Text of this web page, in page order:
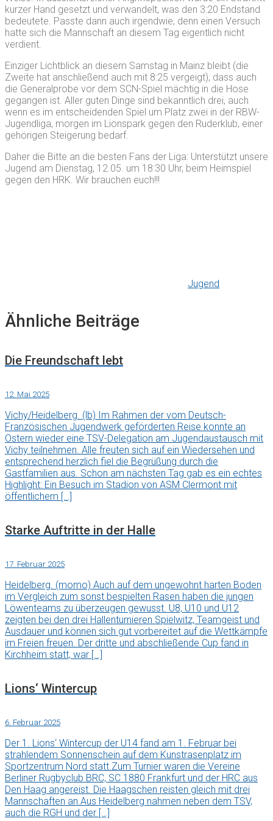
kurzer Hand gesetzt und verwandelt, was den 3:20 Endstand
bedeutete. Passte dann auch irgendwie, denn einen Versuch
hatte sich die Mannschaft an diesem Tag eigentlich nicht
verdient.
Einziger Lichtblick an diesem Samstag in Mainz bleibt (die
Zweite hat anschließend auch mit 8:25 vergeigt), dass auch
die Generalprobe vor dem SCN-Spiel mächtig in die Hose
gegangen ist. Aller guten Dinge sind bekanntlich drei, auch
wenn es im entscheidenden Spiel um Platz zwei in der RBW-
Jugendliga, morgen im Lionspark gegen den Ruderklub, einer
gehörigen Steigerung bedarf.
Daher die Bitte an die besten Fans der Liga: Unterstützt unsere
Jugend am Dienstag, 12.05. um 18:30 Uhr, beim Heimspiel
gegen den HRK. Wir brauchen euch!!!
Jugend
Ähnliche Beiträge
Die Freundschaft lebt
12. Mai 2025
Vichy/Heidelberg. (lb) Im Rahmen der vom Deutsch-
Französischen Jugendwerk geförderten Reise konnte an
Ostern wieder eine TSV-Delegation am Jugendaustausch mit
Vichy teilnehmen. Alle freuten sich auf ein Wiedersehen und
entsprechend herzlich fiel die Begrüßung durch die
Gastfamilien aus. Schon am nächsten Tag gab es ein echtes
Highlight: Ein Besuch im Stadion von ASM Clermont mit
öffentlichem […]
Starke Auftritte in der Halle
17. Februar 2025
Heidelberg. (momo) Auch auf dem ungewohnt harten Boden
im Vergleich zum sonst bespielten Rasen haben die jungen
Löwenteams zu überzeugen gewusst. U8, U10 und U12
zeigten bei den drei Hallenturnieren Spielwitz, Teamgeist und
Ausdauer und können sich gut vorbereitet auf die Wettkämpfe
im Freien freuen. Der dritte und abschließende Cup fand in
Kirchheim statt, war […]
Lions‘ Wintercup
6. Februar 2025
Der 1. Lions‘ Wintercup der U14 fand am 1. Februar bei
strahlendem Sonnenschein auf dem Kunstrasenplatz im
Sportzentrum Nord statt.Zum Turnier waren die Vereine
Berliner Rugbyclub BRC, SC 1880 Frankfurt und der HRC aus
Den Haag angereist. Die Haagschen reisten gleich mit drei
Mannschaften an.Aus Heidelberg nahmen neben dem TSV,
auch die RGH und der […]